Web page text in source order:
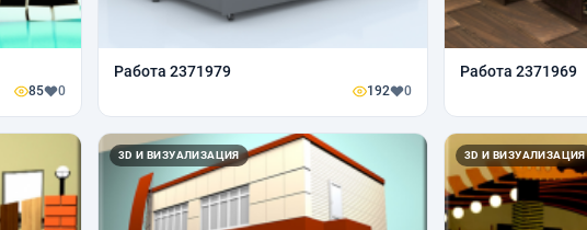
85 0
Работа 2371979
192 0
Работа 2371969
3D И ВИЗУАЛИЗАЦИЯ 3D И ВИЗУАЛИЗАЦИЯ